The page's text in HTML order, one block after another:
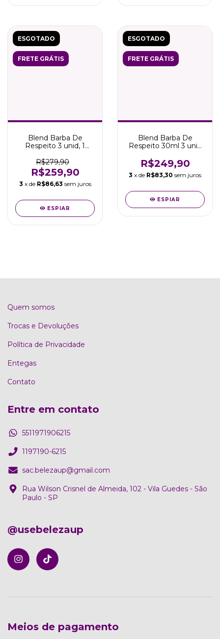
ESGOTADO
FRETE GRÁTIS
Blend Barba De
Respeito 3 unid, 1
Pente
R$279,90
R$259,90
3 x de R$86,63 sem juros
ESPIAR
ESGOTADO
FRETE GRÁTIS
Blend Barba De
Respeito 30ml 3 unid
R$249,90
3 x de R$83,30 sem juros
ESPIAR
Quem somos
Trocas e Devoluções
Política de Privacidade
Entegas
Contato
Entre em contato
5511971906215
1197190-6215
sac.belezaup@gmail.com
Rua Wilson Crisnel de Almeida, 102 - Vila Guedes - São
Paulo - SP
@usebelezaup
Meios de pagamento